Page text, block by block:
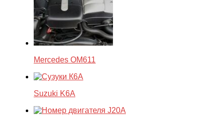
Mercedes OM611
Suzuki K6A